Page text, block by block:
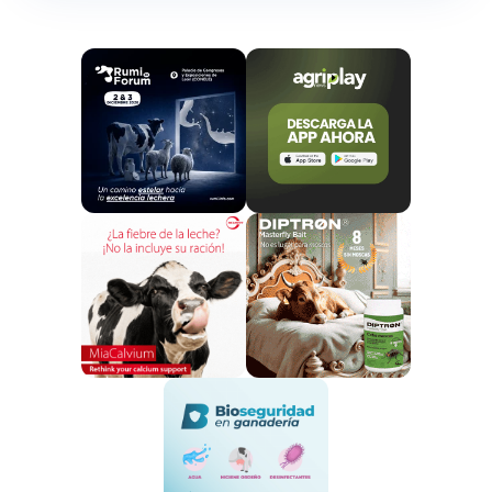
El desarrollo y aprobación de este aditivo supone un
hito en investigación en nutrición animal, ha implicado
la colaboración de múltiples grupos de investigación
en Europa, EEUU, Canadá y Australia, y va a
proporcionar una herramienta más al sector
ganadero para seguir avanzando en sistemas de
producción de alimentos más sostenibles.
El uso de este producto «es seguro para las vacas y
los consumidoresy no afecta a la calidad de los
productos lácteos», indicó la Comisión.
La reducción de las emisiones de metano es clave en
nuestra lucha contra el cambio climático y la
aprobación de este aditivo es un ejemplo muy